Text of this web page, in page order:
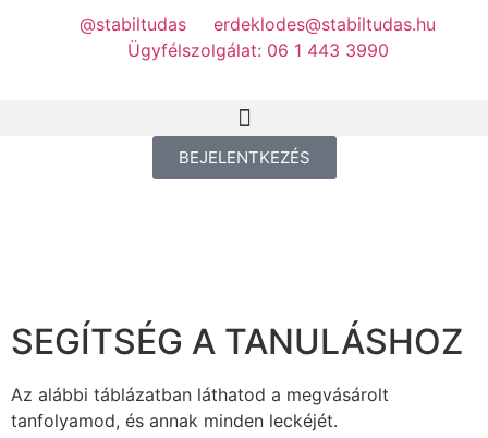
@stabiltudas
erdeklodes@stabiltudas.hu
Ügyfélszolgálat: 06 1 443 3990
BEJELENTKEZÉS
SEGÍTSÉG A TANULÁSHOZ
Az alábbi táblázatban láthatod a megvásárolt
tanfolyamod, és annak minden leckéjét.